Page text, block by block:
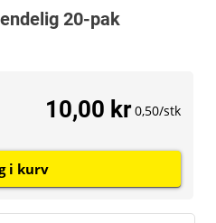
20-pak
10,00 kr 0,50/stk
i kurv